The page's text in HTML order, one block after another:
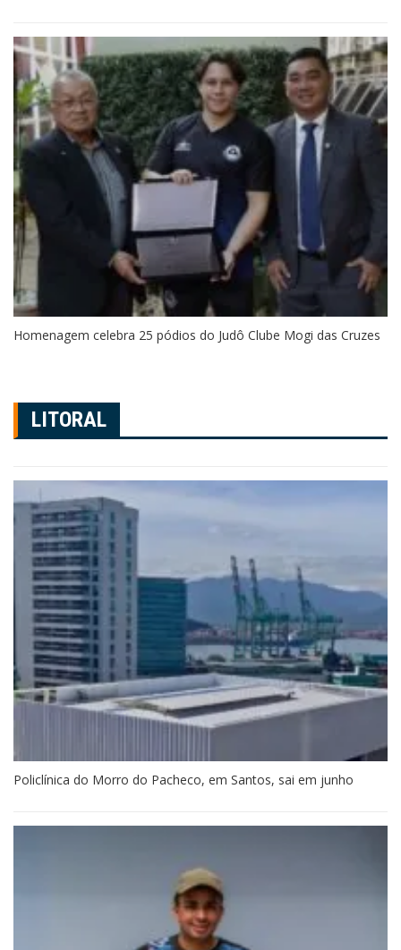
Homenagem celebra 25 pódios do Judô Clube Mogi das Cruzes
LITORAL
Policlínica do Morro do Pacheco, em Santos, sai em junho